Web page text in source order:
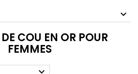
COU EN OR POUR
FEMMES